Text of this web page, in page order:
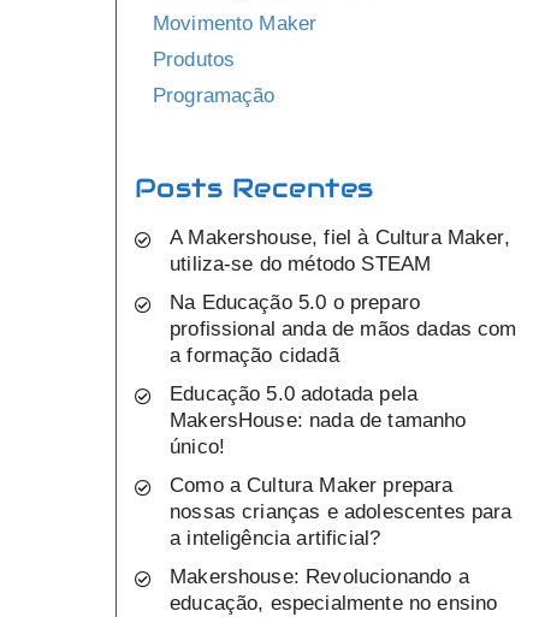
Movimento Maker
Produtos
Programação
Posts Recentes
A Makershouse, fiel à Cultura Maker,
utiliza-se do método STEAM
Na Educação 5.0 o preparo
profissional anda de mãos dadas com
a formação cidadã
Educação 5.0 adotada pela
MakersHouse: nada de tamanho
único!
Como a Cultura Maker prepara
nossas crianças e adolescentes para
a inteligência artificial?
Makershouse: Revolucionando a
educação, especialmente no ensino